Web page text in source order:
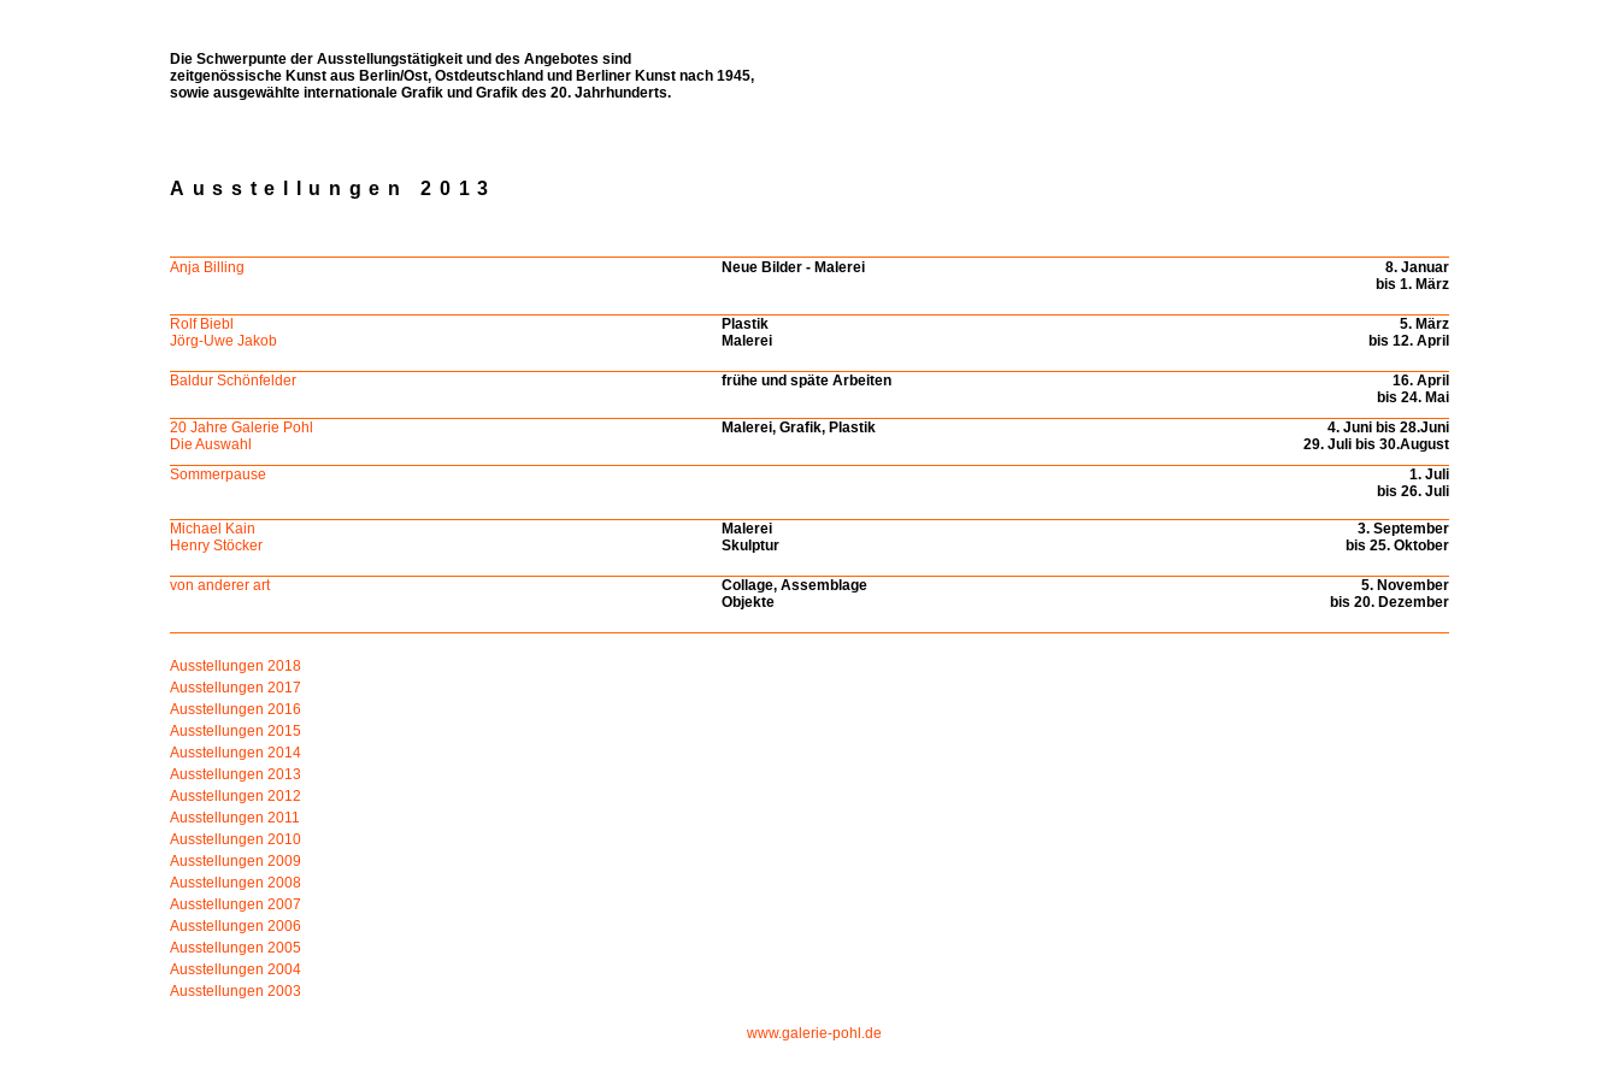
Die Schwerpunte der Ausstellungstätigkeit und des Angebotes sind
zeitgenössische Kunst aus Berlin/Ost, Ostdeutschland und Berliner Kunst nach 1945,
sowie ausgewählte internationale Grafik und Grafik des 20. Jahrhunderts.
Ausstellungen 2013
Anja Billing Neue Bilder - Malerei
8. Januar
bis 1. März
Rolf Biebl
Jörg-Uwe Jakob
Plastik
Malerei
5. März
bis 12. April
Baldur Schönfelder frühe und späte Arbeiten
16. April
bis 24. Mai
20 Jahre Galerie Pohl
Die Auswahl
Malerei, Grafik, Plastik
4. Juni bis 28.Juni
29. Juli bis 30.August
Sommerpause
1. Juli
bis 26. Juli
Michael Kain
Henry Stöcker
Malerei
Skulptur
3. September
bis 25. Oktober
von anderer art
Collage, Assemblage
Objekte
5. November
bis 20. Dezember
Ausstellungen 2018
Ausstellungen 2017
Ausstellungen 2016
Ausstellungen 2015
Ausstellungen 2014
Ausstellungen 2013
Ausstellungen 2012
Ausstellungen 2011
Ausstellungen 2010
Ausstellungen 2009
Ausstellungen 2008
Ausstellungen 2007
Ausstellungen 2006
Ausstellungen 2005
Ausstellungen 2004
Ausstellungen 2003
www.galerie-pohl.de